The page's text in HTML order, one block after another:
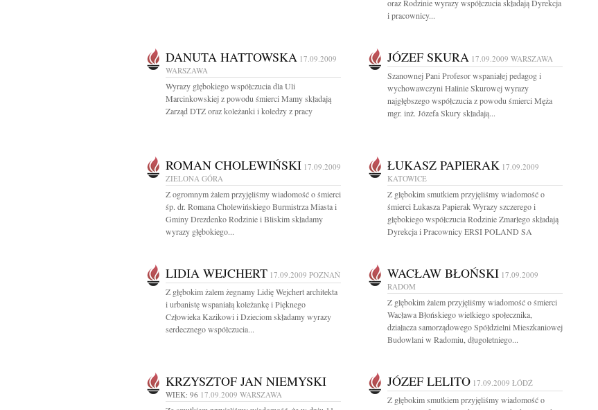
oraz Rodzinie wyrazy współczucia składają Dyrekcja
i pracownicy...
DANUTA HATTOWSKA 17.09.2009
WARSZAWA
Wyrazy głębokiego współczucia dla Uli
Marcinkowskiej z powodu śmierci Mamy składają
Zarząd DTZ oraz koleżanki i koledzy z pracy
JÓZEF SKURA 17.09.2009 WARSZAWA
Szanownej Pani Profesor wspaniałej pedagog i
wychowawczyni Halinie Skurowej wyrazy
najgłębszego współczucia z powodu śmierci Męża
mgr. inż. Józefa Skury składają...
ROMAN CHOLEWIŃSKI 17.09.2009
ZIELONA GÓRA
Z ogromnym żalem przyjęliśmy wiadomość o śmierci
śp. dr. Romana Cholewińskiego Burmistrza Miasta i
Gminy Drezdenko Rodzinie i Bliskim składamy
wyrazy głębokiego...
ŁUKASZ PAPIERAK 17.09.2009
KATOWICE
Z głębokim smutkiem przyjęliśmy wiadomość o
śmierci Łukasza Papierak Wyrazy szczerego i
głębokiego współczucia Rodzinie Zmarłego składają
Dyrekcja i Pracownicy ERSI POLAND SA
LIDIA WEJCHERT 17.09.2009 POZNAŃ
Z głębokim żalem żegnamy Lidię Wejchert architekta
i urbanistę wspaniałą koleżankę i Pięknego
Człowieka Kazikowi i Dzieciom składamy wyrazy
serdecznego współczucia...
WACŁAW BŁOŃSKI 17.09.2009
RADOM
Z głębokim żalem przyjęliśmy wiadomość o śmierci
Wacława Błońskiego wielkiego społecznika,
działacza samorządowego Spółdzielni Mieszkaniowej
Budowlani w Radomiu, długoletniego...
KRZYSZTOF JAN NIEMYSKI
WIEK: 96 17.09.2009 WARSZAWA
JÓZEF LELITO 17.09.2009 ŁÓDŹ
Z głębokim smutkiem przyjęliśmy wiadomość o